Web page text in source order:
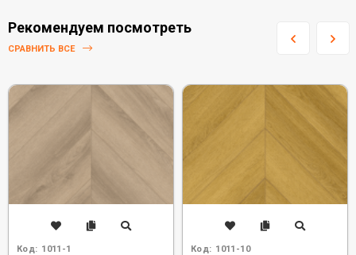
Рекомендуем посмотреть
СРАВНИТЬ ВСЕ
Код: 1011-1 Код: 1011-10